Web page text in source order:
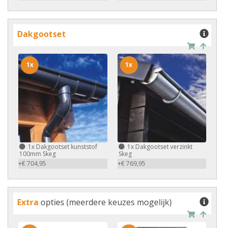
Dakgootset
1x Dakgootset kunststof
100mm Skeg
+€ 704,95
1x
1xDakgootset verzinkt
Skeg
+€ 769,95
1x
Extra opties (meerdere keuzes mogelijk)